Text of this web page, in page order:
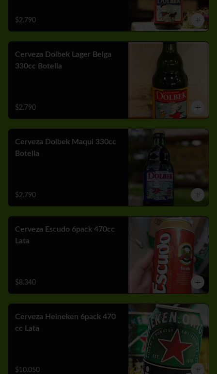
$2.790
Cerveza Dolbek Lager Belga
330cc Botella
$2.790
Cerveza Dolbek Maqui 330cc
Botella
$2.790
Cerveza Escudo 6pack 470cc
Lata
$8.340
Cerveza Heineken 6pack 470
cc Lata
$10.050